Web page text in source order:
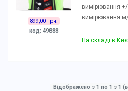
899,00 грн.
код: 49888
вимірювання
вимірювання
На складі в
Відображено з 1 по 1 з 1